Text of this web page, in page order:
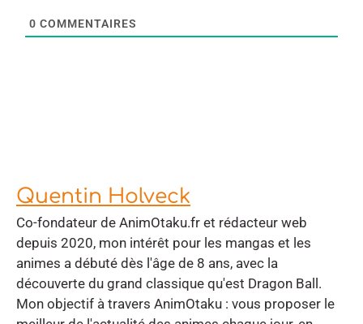
0 COMMENTAIRES
Quentin Holveck
Co-fondateur de AnimOtaku.fr et rédacteur web
depuis 2020, mon intérêt pour les mangas et les
animes a débuté dès l'âge de 8 ans, avec la
découverte du grand classique qu'est Dragon Ball.
Mon objectif à travers AnimOtaku : vous proposer le